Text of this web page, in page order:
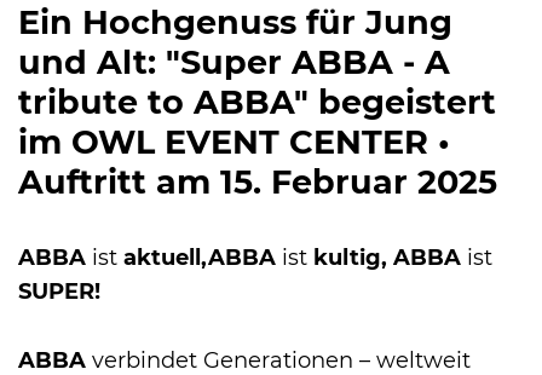
International
Ein Hochgenuss für Jung
und Alt: "Super ABBA - A
tribute to ABBA" begeistert
im OWL EVENT CENTER •
Auftritt am 15. Februar 2025
ABBA ist aktuell,ABBA ist kultig, ABBA ist
SUPER!
ABBA verbindet Generationen – weltweit